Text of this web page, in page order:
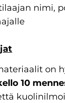
nimi,
on
10